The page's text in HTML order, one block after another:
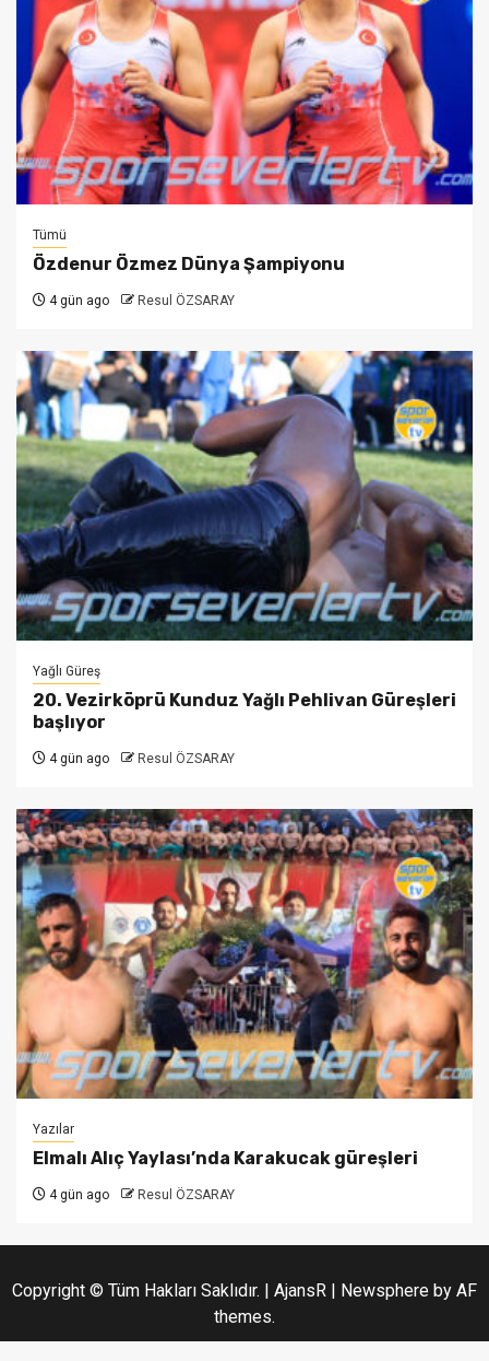
Tümü
Özdenur Özmez Dünya Şampiyonu
4 gün ago Resul ÖZSARAY
Yağlı Güreş
20. Vezirköprü Kunduz Yağlı Pehlivan Güreşleri
başlıyor
4 gün ago Resul ÖZSARAY
Yazılar
Elmalı Alıç Yaylası’nda Karakucak güreşleri
4 gün ago Resul ÖZSARAY
Copyright © Tüm Hakları Saklıdır. | AjansR | Newsphere by AF
themes.